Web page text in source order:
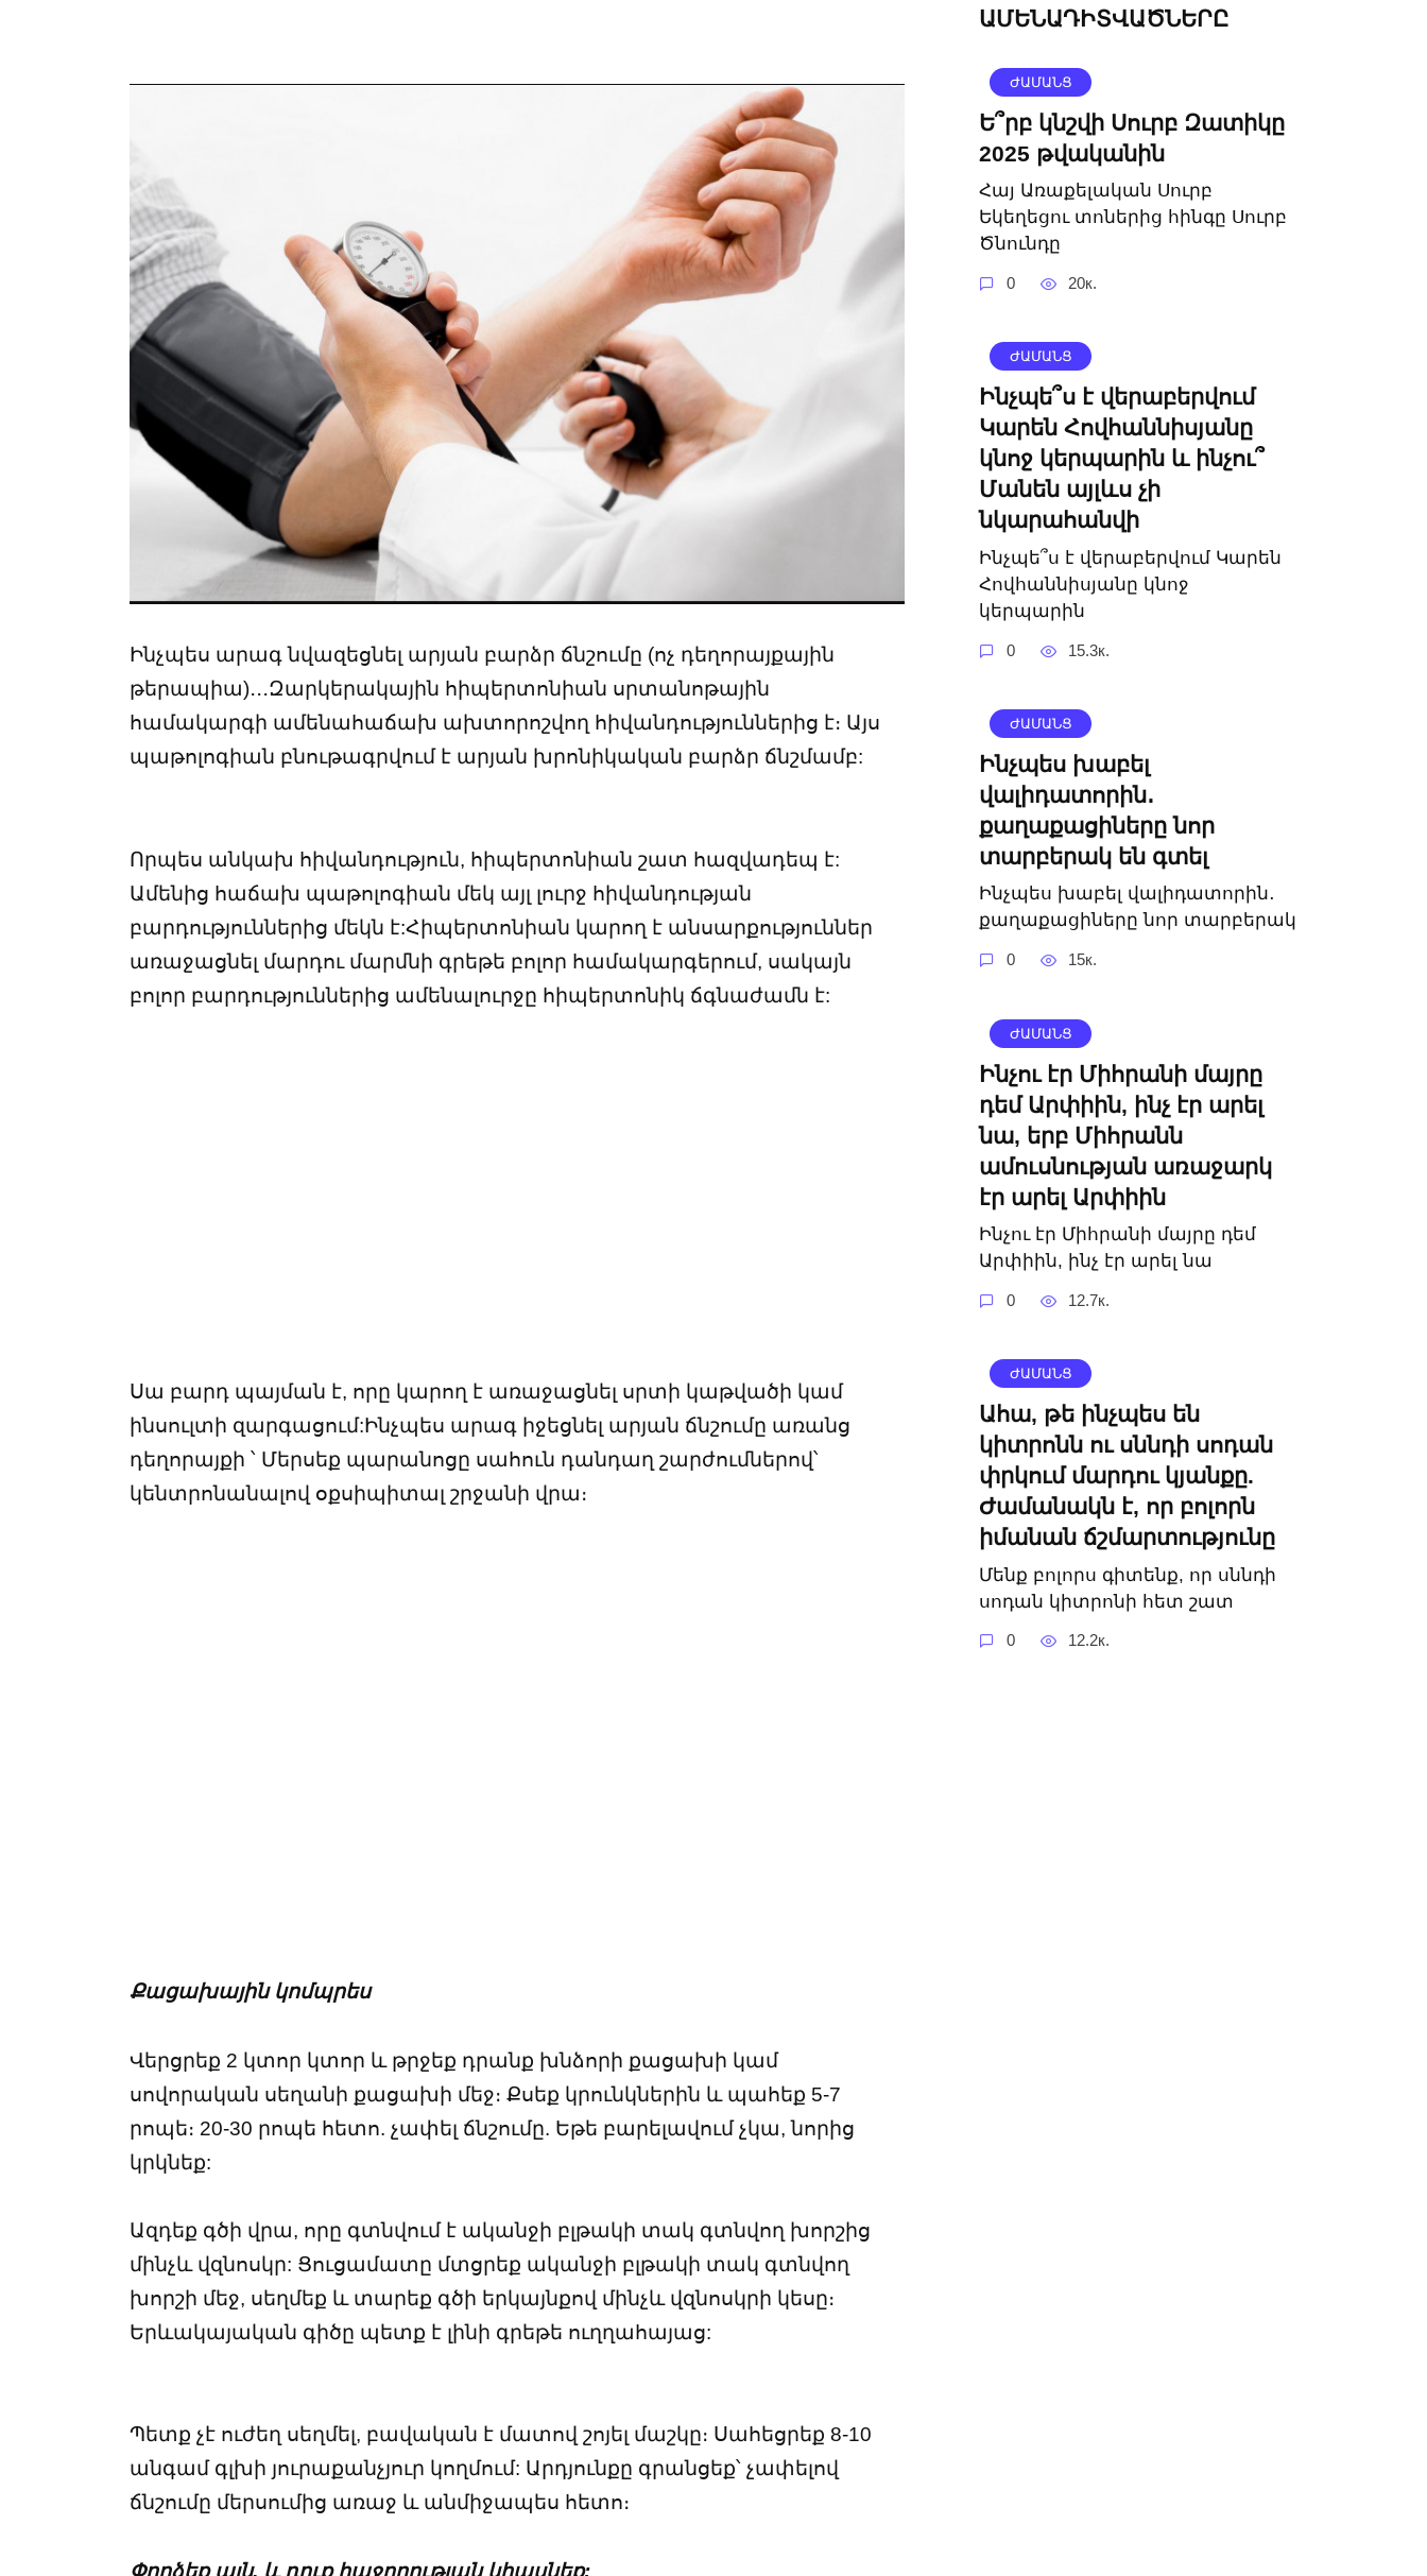
Ինչպես արագ նվազեցնել արյան բարձր ճնշումը (ոչ դեղորայքային
թերապիա)․․․Զարկերակային հիպերտոնիան սրտանոթային
համակարգի ամենահաճախ ախտորոշվող հիվանդություններից է։ Այս
պաթոլոգիան բնութագրվում է արյան խրոնիկական բարձր ճնշմամբ:
Որպես անկախ հիվանդություն, հիպերտոնիան շատ հազվադեպ է:
Ամենից հաճախ պաթոլոգիան մեկ այլ լուրջ հիվանդության
բարդություններից մեկն է:Հիպերտոնիան կարող է անսարքություններ
առաջացնել մարդու մարմնի գրեթե բոլոր համակարգերում, սակայն
բոլոր բարդություններից ամենալուրջը հիպերտոնիկ ճգնաժամն է:
Սա բարդ պայման է, որը կարող է առաջացնել սրտի կաթվածի կամ
ինսուլտի զարգացում:Ինչպես արագ իջեցնել արյան ճնշումը առանց
դեղորայքի ՝ Մերսեք պարանոցը սահուն դանդաղ շարժումներով՝
կենտրոնանալով օքսիպիտալ շրջանի վրա։
Քացախային կոմպրես
Վերցրեք 2 կտոր կտոր և թրջեք դրանք խնձորի քացախի կամ
սովորական սեղանի քացախի մեջ։ Քսեք կրունկներին և պահեք 5-7
րոպե։ 20-30 րոպե հետո. չափել ճնշումը. Եթե ​​բարելավում չկա, նորից
կրկնեք:
Ազդեք գծի վրա, որը գտնվում է ականջի բլթակի տակ գտնվող խորշից
մինչև վզնոսկր: Ցուցամատը մտցրեք ականջի բլթակի տակ գտնվող
խորշի մեջ, սեղմեք և տարեք գծի երկայնքով մինչև վզնոսկրի կեսը։
Երևակայական գիծը պետք է լինի գրեթե ուղղահայաց:
Պետք չէ ուժեղ սեղմել, բավական է մատով շոյել մաշկը։ Սահեցրեք 8-10
անգամ գլխի յուրաքանչյուր կողմում: Արդյունքը գրանցեք՝ չափելով
ճնշումը մերսումից առաջ և անմիջապես հետո։
Փորձեք այն, և դուք հաջողության կհասնեք:
ԱՄԵՆԱԴԻՏՎԱԾՆԵՐԸ
ԺԱՄԱՆՑ
Ե՞րբ կնշվի Սուրբ Զատիկը
2025 թվականին
Հայ Առաքելական Սուրբ
Եկեղեցու տոներից հինգը Սուրբ
Ծնունդը
0 20к.
ԺԱՄԱՆՑ
Ինչպե՞ս է վերաբերվում
Կարեն Հովհաննիսյանը
կնոջ կերպարին և ինչու՞
Մանեն այլևս չի
նկարահանվի
Ինչպե՞ս է վերաբերվում Կարեն
Հովհաննիսյանը կնոջ
կերպարին
0 15.3к.
ԺԱՄԱՆՑ
Ինչպես խաբել
վալիդատորին․
քաղաքացիները նոր
տարբերակ են գտել
Ինչպես խաբել վալիդատորին․
քաղաքացիները նոր տարբերակ
0 15к.
ԺԱՄԱՆՑ
Ինչու էր Միհրանի մայրը
դեմ Արփիին, ինչ էր արել
նա, երբ Միհրանն
ամուսնության առաջարկ
էր արել Արփիին
Ինչու էր Միհրանի մայրը դեմ
Արփիին, ինչ էր արել նա
0 12.7к.
ԺԱՄԱՆՑ
Ահա, թե ինչպես են
կիտրոնն ու սննդի սոդան
փրկում մարդու կյանքը.
Ժամանակն է, որ բոլորն
իմանան ճշմարտությունը
Մենք բոլորս գիտենք, որ սննդի
սոդան կիտրոնի հետ շատ
0 12.2к.